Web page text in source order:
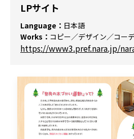
LPサイト
Language： 日本語
Works： コピー／デザイン／コー
https://www3.pref.nara.jp/